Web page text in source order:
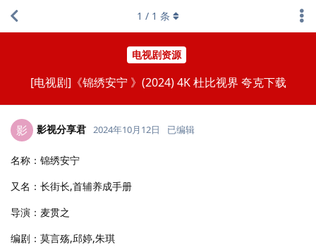
电视剧资源
[电视剧]《锦绣安宁 》(2024) 4K 杜比视界 夸克下载
1 / 1 条
影 影视分享君 2024年10月12日 已编辑
名称：锦绣安宁
又名：长街长,首辅养成手册
导演：麦贯之
编剧：莫言殇,邱婷,朱琪